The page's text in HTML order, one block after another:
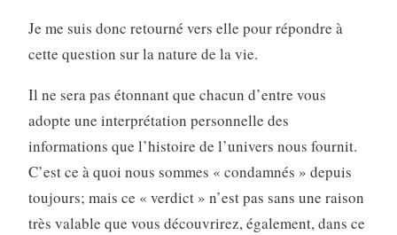
Je me suis donc retourné vers elle pour répondre à
cette question sur la nature de la vie.
Il ne sera pas étonnant que chacun d’entre vous
adopte une interprétation personnelle des
informations que l’histoire de l’univers nous fournit.
C’est ce à quoi nous sommes « condamnés » depuis
toujours; mais ce « verdict » n’est pas sans une raison
très valable que vous découvrirez, également, dans ce